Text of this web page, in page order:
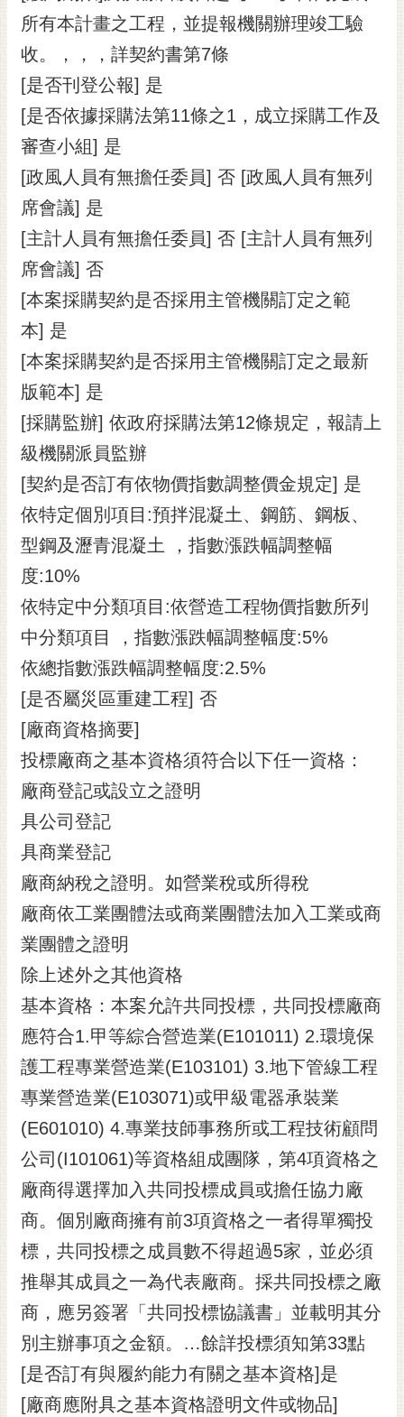
所有本計畫之工程，並提報機關辦理竣工驗
收。，，，詳契約書第7條
[是否刊登公報] 是
[是否依據採購法第11條之1，成立採購工作及
審查小組] 是
[政風人員有無擔任委員] 否 [政風人員有無列
席會議] 是
[主計人員有無擔任委員] 否 [主計人員有無列
席會議] 否
[本案採購契約是否採用主管機關訂定之範
本] 是
[本案採購契約是否採用主管機關訂定之最新
版範本] 是
[採購監辦] 依政府採購法第12條規定，報請上
級機關派員監辦
[契約是否訂有依物價指數調整價金規定] 是
依特定個別項目:預拌混凝土、鋼筋、鋼板、
型鋼及瀝青混凝土 ，指數漲跌幅調整幅
度:10%
依特定中分類項目:依營造工程物價指數所列
中分類項目 ，指數漲跌幅調整幅度:5%
依總指數漲跌幅調整幅度:2.5%
[是否屬災區重建工程] 否
[廠商資格摘要]
投標廠商之基本資格須符合以下任一資格：
廠商登記或設立之證明
具公司登記
具商業登記
廠商納稅之證明。如營業稅或所得稅
廠商依工業團體法或商業團體法加入工業或商
業團體之證明
除上述外之其他資格
基本資格：本案允許共同投標，共同投標廠商
應符合1.甲等綜合營造業(E101011) 2.環境保
護工程專業營造業(E103101) 3.地下管線工程
專業營造業(E103071)或甲級電器承裝業
(E601010) 4.專業技師事務所或工程技術顧問
公司(I101061)等資格組成團隊，第4項資格之
廠商得選擇加入共同投標成員或擔任協力廠
商。個別廠商擁有前3項資格之一者得單獨投
標，共同投標之成員數不得超過5家，並必須
推舉其成員之一為代表廠商。採共同投標之廠
商，應另簽署「共同投標協議書」並載明其分
別主辦事項之金額。…餘詳投標須知第33點
[是否訂有與履約能力有關之基本資格]是
[廠商應附具之基本資格證明文件或物品]